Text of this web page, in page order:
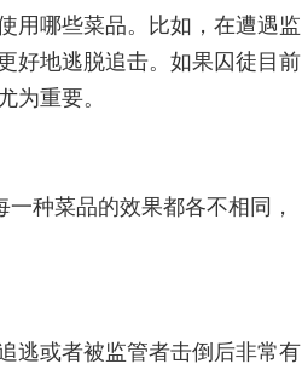
用哪些菜品。比如，在遭遇监
好地逃脱追击。如果囚徒目前
为重要。
种菜品的效果都各不相同，
逃或者被监管者击倒后非常有